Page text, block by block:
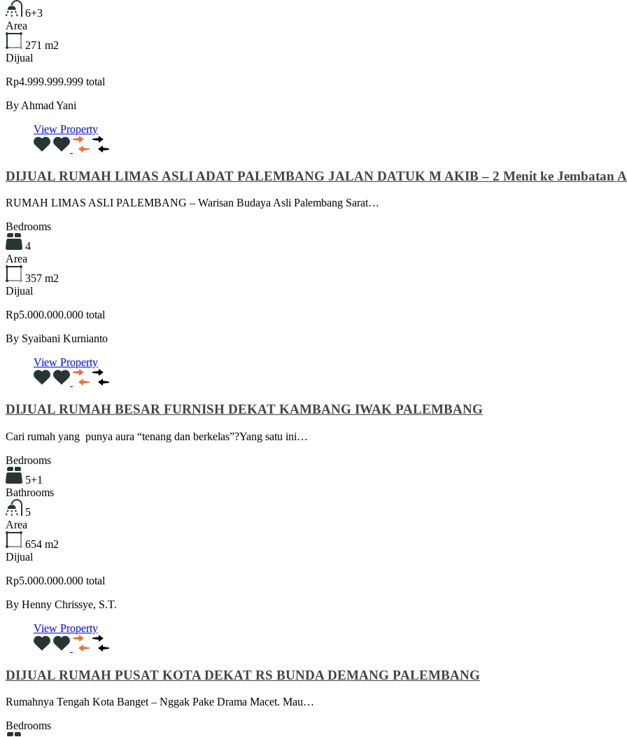
6+3
Area
271 m2
Dijual
Rp4.999.999.999 total
By Ahmad Yani
View Property
DIJUAL RUMAH LIMAS ASLI ADAT PALEMBANG JALAN DATUK M AKIB – 2 Menit ke Jembatan
RUMAH LIMAS ASLI PALEMBANG – Warisan Budaya Asli Palembang Sarat…
Bedrooms
4
Area
357 m2
Dijual
Rp5.000.000.000 total
By Syaibani Kurnianto
View Property
DIJUAL RUMAH BESAR FURNISH DEKAT KAMBANG IWAK PALEMBANG
Cari rumah yang punya aura “tenang dan berkelas”?Yang satu ini…
Bedrooms
5+1
Bathrooms
5
Area
654 m2
Dijual
Rp5.000.000.000 total
By Henny Chrissye, S.T.
View Property
DIJUAL RUMAH PUSAT KOTA DEKAT RS BUNDA DEMANG PALEMBANG
Rumahnya Tengah Kota Banget – Nggak Pake Drama Macet. Mau…
Bedrooms